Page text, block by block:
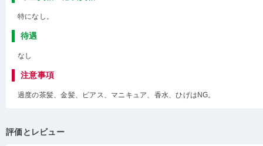
特になし。
待遇
なし
注意事項
過度の茶髪、金髪、ピアス、マニキュア、香水、ひげはNG。
評価とレビュー